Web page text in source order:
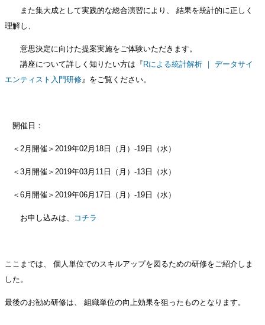
また集大成として実践的な総合演習により、 結果を統計的に正しく
理解し、
意思決定に向けた提案実施をご体験いただきます。
講座について詳しく知りたい方は『 Rによる統計解析 ｜ データサイ
エンティスト入門研修』をご覧ください。
開催日：
＜2月開催＞2019年02月18日（月）-19日（水）
＜3月開催＞2019年03月11日（月）-13日（水）
＜6月開催＞2019年06月17日（月）-19日（水）
お申し込みは、 コチラ
ここまでは、 個人単位でのスキルアップを図るための研修をご紹介しま
した。
最後のお勧め研修は、 組織単位の向上効果を狙ったものとなります。